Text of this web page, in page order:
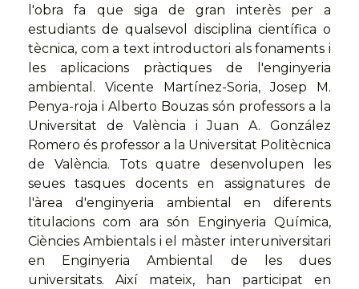
l'obra fa que siga de gran interès per a
estudiants de qualsevol disciplina científica o
tècnica, com a text introductori als fonaments i
les aplicacions pràctiques de l'enginyeria
ambiental. Vicente Martínez-Soria, Josep M.
Penya-roja i Alberto Bouzas són professors a la
Universitat de València i Juan A. González
Romero és professor a la Universitat Politècnica
de València. Tots quatre desenvolupen les
seues tasques docents en assignatures de
l'àrea d'enginyeria ambiental en diferents
titulacions com ara són Enginyeria Química,
Ciències Ambientals i el màster interuniversitari
en Enginyeria Ambiental de les dues
universitats. Així mateix, han participat en